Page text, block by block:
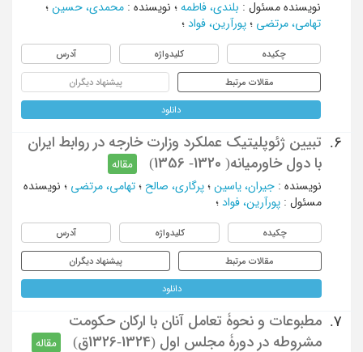
نویسنده مسئول : بلندی، فاطمه ؛ نویسنده : محمدی، حسین ؛
تهامی، مرتضی ؛ پورآرین، فواد ؛
چکیده کلیدواژه آدرس
مقالات مرتبط پیشنهاد دیگران
دانلود
6.
تبیین ژئوپلیتیک عملکرد وزارت خارجه در روابط ایران
با دول خاورمیانه( 1320- 1356)
مقاله
نویسنده : جیران، یاسین ؛ پرگاری، صالح ؛ تهامی، مرتضی ؛ نویسنده
مسئول : پورآرین، فواد ؛
چکیده کلیدواژه آدرس
مقالات مرتبط پیشنهاد دیگران
دانلود
7.
مطبوعات و نحوۀ تعامل آنان با ارکان حکومت
مشروطه در دورۀ مجلس اول (1324-1326ق)
مقاله